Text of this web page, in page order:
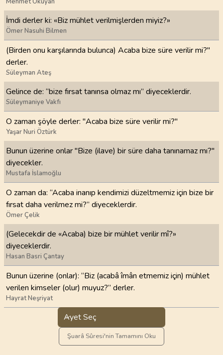
İmdi derler ki: «Biz mühlet verilmişlerden miyiz?»
Ömer Nasuhi Bilmen
(Birden onu karşılarında bulunca) Acaba bize süre verilir mi?"
derler.
Süleyman Ateş
Gelince de: “bize fırsat tanınsa olmaz mı” diyeceklerdir.
Süleymaniye Vakfı
O zaman şöyle derler: "Acaba bize süre verilir mi?"
Yaşar Nuri Öztürk
Bunun üzerine onlar "Bize (ilave) bir süre daha tanınamaz mı?"
diyecekler.
Mustafa İslamoğlu
O zaman da: “Acaba inanıp kendimizi düzeltmemiz için bize bir
fırsat daha verilmez mi?” diyeceklerdir.
Ömer Çelik
(Gelecekdir de «Acaba) bize bir mühlet verilir mî?»
diyeceklerdir.
Hasan Basri Çantay
Bunun üzerine (onlar): “Biz (acabâ îmân etmemiz için) mühlet
verilen kimseler (olur) muyuz?” derler.
Hayrat Neşriyat
Ayet Seç
Şuarâ Sûresi'nin Tamamını Oku